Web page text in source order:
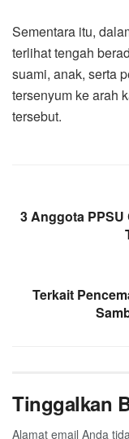
Sementara itu,
terlihat tengah
suami, anak, serta
tersenyum ke arah
tersebut.
3 Anggota
Terkait
Tinggalkan
Alamat email Anda